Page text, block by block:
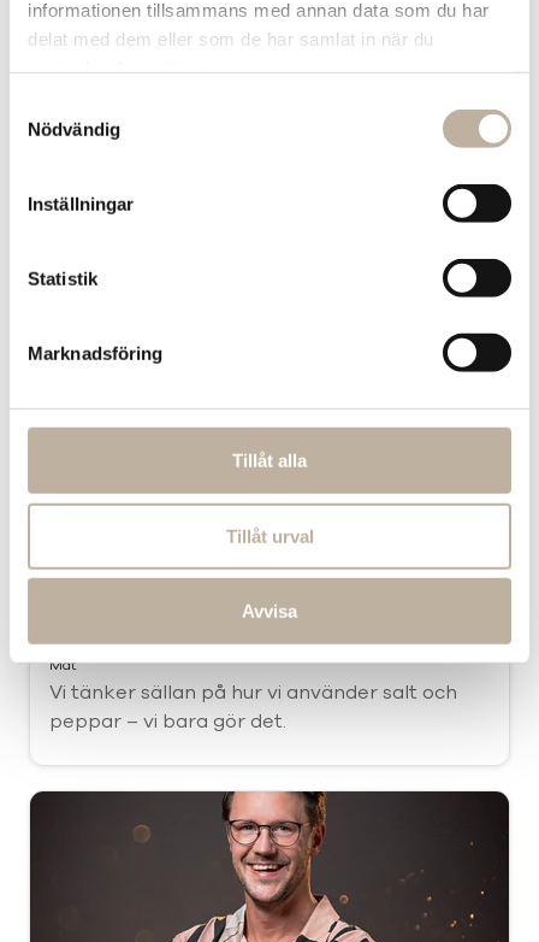
informationen tillsammans med annan data som du har
delat med dem eller som de har samlat in när du
Nödvändig
Inställningar
Statistik
Marknadsföring
Tillåt alla
Tillåt urval
Avvisa
oavsett!
Relaterade tips
Krydda som ett proffs – Joels
kryddknep i köket
Mat
Vi tänker sällan på hur vi använder salt och
peppar – vi bara gör det.